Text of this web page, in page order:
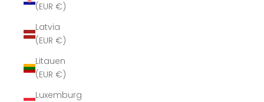
(EUR €)
Latvia
(EUR €)
Litauen
(EUR €)
Luxemburg